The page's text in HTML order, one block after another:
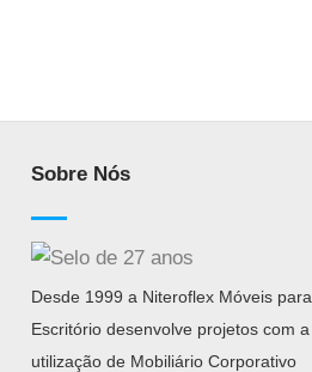
Sobre Nós
Desde 1999 a Niteroflex Móveis para
Escritório desenvolve projetos com a
utilização de Mobiliário Corporativo